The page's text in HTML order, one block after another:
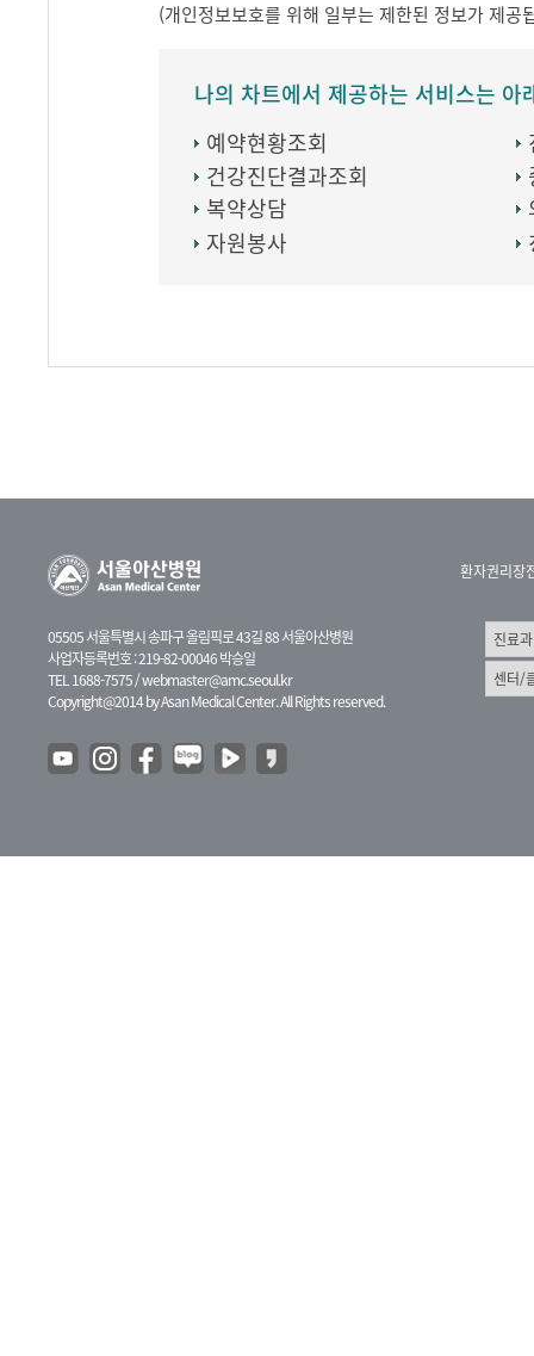
(개인정보보호를 위해 일부는 제한된 정보가 제공
나의 차트에서 제공하는 서비스는 아
예약현황조회
건강진단결과조회
복약상담
자원봉사
05505 서울특별시 송파구 올림픽로 43길 88 서울아산병원
사업자등록번호 : 219-82-00046 박승일
TEL 1688-7575 /webmaster@amc.seoul.kr
Copyright@2014 by Asan Medical Center. All Rights reserved.
환자권리장